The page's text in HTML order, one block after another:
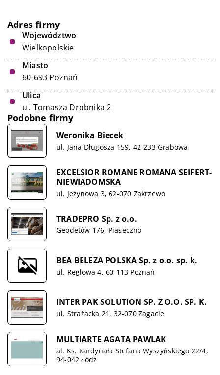
Adres firmy
Województwo
Wielkopolskie
Miasto
60-693 Poznań
Ulica
ul. Tomasza Drobnika 2
Podobne firmy
Weronika Biecek
ul. Jana Długosza 159, 42-233 Grabowa
EXCELSIOR ROMANE ROMANA SEIFERT-
NIEWIADOMSKA
ul. Jeżynowa 3, 62-070 Zakrzewo
TRADEPRO Sp. z o.o.
Geodetów 176, Piaseczno
BEA BELEZA POLSKA Sp. z o.o. sp. k.
ul. Reglowa 4, 60-113 Poznań
INTER PAK SOLUTION SP. Z O.O. SP. K.
ul. Strażacka 21, 32-070 Zagacie
MULTIARTE AGATA PAWLAK
al. Ks. Kardynała Stefana Wyszyńskiego 22/4,
94-042 Łódź